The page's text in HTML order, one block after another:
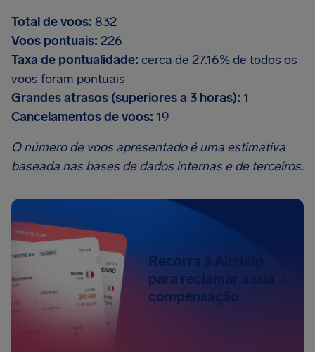
Total de voos: 832
Voos pontuais: 226
Taxa de pontualidade: cerca de 27.16% de todos os
voos foram pontuais
Grandes atrasos (superiores a 3 horas): 1
Cancelamentos de voos: 19
O número de voos apresentado é uma estimativa
baseada nas bases de dados internas e de terceiros.
Recorra à AirHelp
para reclamar a sua
compensação